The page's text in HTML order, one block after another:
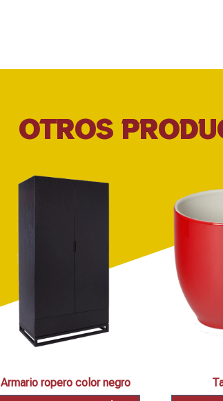
OTROS
Armario ropero color negro